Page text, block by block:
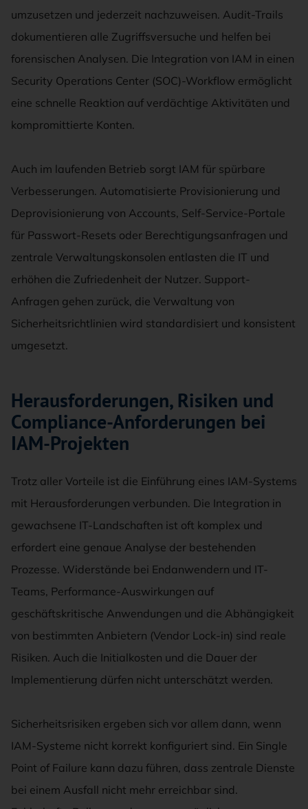
umzusetzen und jederzeit nachzuweisen. Audit-Trails
dokumentieren alle Zugriffsversuche und helfen bei
forensischen Analysen. Die Integration von IAM in einen
Security Operations Center (SOC)-Workflow ermöglicht
eine schnelle Reaktion auf verdächtige Aktivitäten und
kompromittierte Konten.
Auch im laufenden Betrieb sorgt IAM für spürbare
Verbesserungen. Automatisierte Provisionierung und
Deprovisionierung von Accounts, Self-Service-Portale
für Passwort-Resets oder Berechtigungsanfragen und
zentrale Verwaltungskonsolen entlasten die IT und
erhöhen die Zufriedenheit der Nutzer. Support-
Anfragen gehen zurück, die Verwaltung von
Sicherheitsrichtlinien wird standardisiert und konsistent
umgesetzt.
Herausforderungen, Risiken und
Compliance-Anforderungen bei
IAM-Projekten
Trotz aller Vorteile ist die Einführung eines IAM-Systems
mit Herausforderungen verbunden. Die Integration in
gewachsene IT-Landschaften ist oft komplex und
erfordert eine genaue Analyse der bestehenden
Prozesse. Widerstände bei Endanwendern und IT-
Teams, Performance-Auswirkungen auf
geschäftskritische Anwendungen und die Abhängigkeit
von bestimmten Anbietern (Vendor Lock-in) sind reale
Risiken. Auch die Initialkosten und die Dauer der
Implementierung dürfen nicht unterschätzt werden.
Sicherheitsrisiken ergeben sich vor allem dann, wenn
IAM-Systeme nicht korrekt konfiguriert sind. Ein Single
Point of Failure kann dazu führen, dass zentrale Dienste
bei einem Ausfall nicht mehr erreichbar sind.